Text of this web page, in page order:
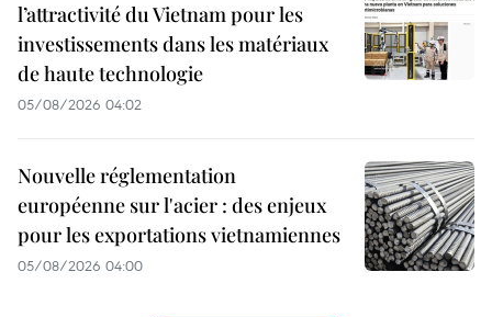
l’attractivité du Vietnam pour les
investissements dans les matériaux
de haute technologie
05/08/2026 04:02
Nouvelle réglementation
européenne sur l'acier : des enjeux
pour les exportations vietnamiennes
05/08/2026 04:00